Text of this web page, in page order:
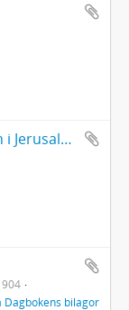
Den amerikanska kolonin i Jerusalem
Dagbokens bilagor